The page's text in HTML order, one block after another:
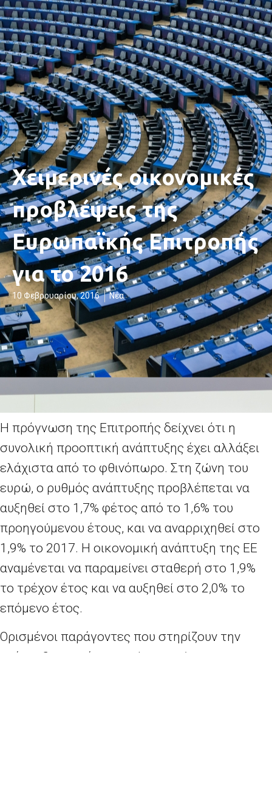
Χειμερινές οικονομικές
προβλέψεις της
Ευρωπαϊκής Επιτροπής
για το 2016
10 Φεβρουαρίου, 2016 Νέα
Η πρόγνωση της Επιτροπής δείχνει ότι η
συνολική προοπτική ανάπτυξης έχει αλλάξει
ελάχιστα από το φθινόπωρο. Στη ζώνη του
ευρώ, ο ρυθμός ανάπτυξης προβλέπεται να
αυξηθεί στο 1,7% φέτος από το 1,6% του
προηγούμενου έτους, και να αναρριχηθεί στο
1,9% το 2017. Η οικονομική ανάπτυξη της ΕΕ
αναμένεται να παραμείνει σταθερή στο 1,9%
το τρέχον έτος και να αυξηθεί στο 2,0% το
επόμενο έτος.
Ορισμένοι παράγοντες που στηρίζουν την
ανάπτυξη αναμένεται τώρα να είναι